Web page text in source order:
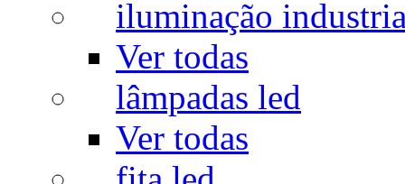
iluminação
Ver todas
lâmpadas led
Ver todas